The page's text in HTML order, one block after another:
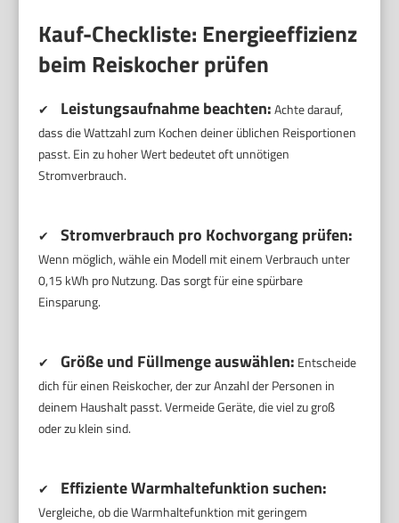
Kauf-Checkliste: Energieeffizienz
beim Reiskocher prüfen
✔ Leistungsaufnahme beachten:Achte darauf,
dass die Wattzahl zum Kochen deiner üblichen Reisportionen
passt. Ein zu hoher Wert bedeutet oft unnötigen
Stromverbrauch.
✔ Stromverbrauch pro Kochvorgang prüfen:
Wenn möglich, wähle ein Modell mit einem Verbrauch unter
0,15 kWh pro Nutzung. Das sorgt für eine spürbare
Einsparung.
✔ Größe und Füllmenge auswählen: Entscheide
dich für einen Reiskocher, der zur Anzahl der Personen in
deinem Haushalt passt. Vermeide Geräte, die viel zu groß
oder zu klein sind.
✔ Effiziente Warmhaltefunktion suchen:
Vergleiche, ob die Warmhaltefunktion mit geringem